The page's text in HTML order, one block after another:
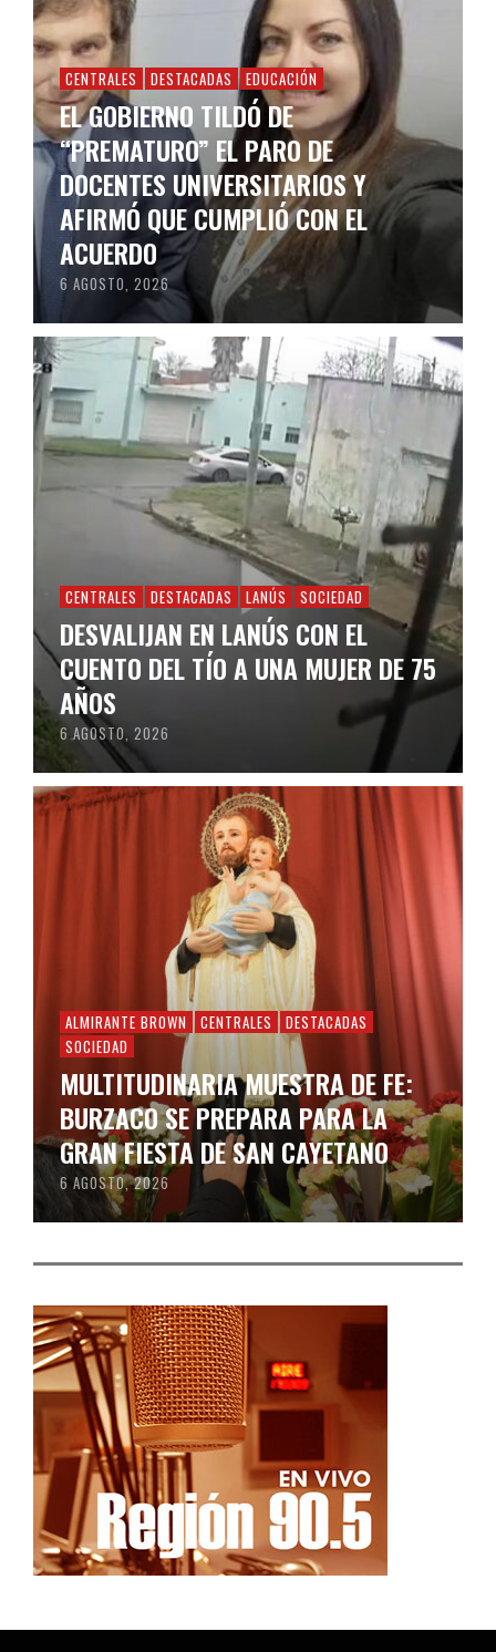
CENTRALES DESTACADAS EDUCACIÓN
EL GOBIERNO TILDÓ DE
“PREMATURO” EL PARO DE
DOCENTES UNIVERSITARIOS Y
AFIRMÓ QUE CUMPLIÓ CON EL
ACUERDO
6 AGOSTO, 2026
CENTRALES DESTACADAS LANÚS SOCIEDAD
DESVALIJAN EN LANÚS CON EL
CUENTO DEL TÍO A UNA MUJER DE 75
AÑOS
6 AGOSTO, 2026
ALMIRANTE BROWN CENTRALES
DESTACADAS
SOCIEDAD
MULTITUDINARIA MUESTRA DE FE:
BURZACO SE PREPARA PARA LA
GRAN FIESTA DE SAN CAYETANO
6 AGOSTO, 2026